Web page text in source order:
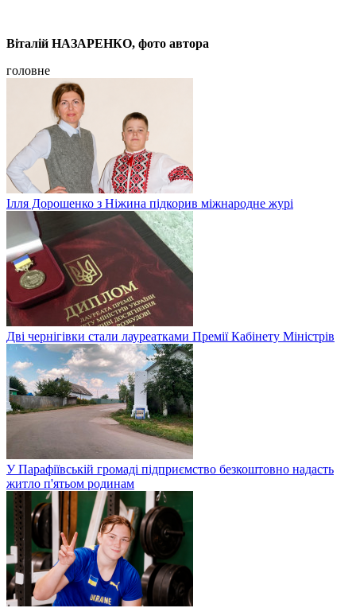
Віталій НАЗАРЕНКО, фото автора
головне
Ілля Дорошенко з Ніжина підкорив міжнародне журі
Дві чернігівки стали лауреатками Премії Кабінету Міністрів
У Парафіївській громаді підприємство безкоштовно надасть
житло п'ятьом родинам